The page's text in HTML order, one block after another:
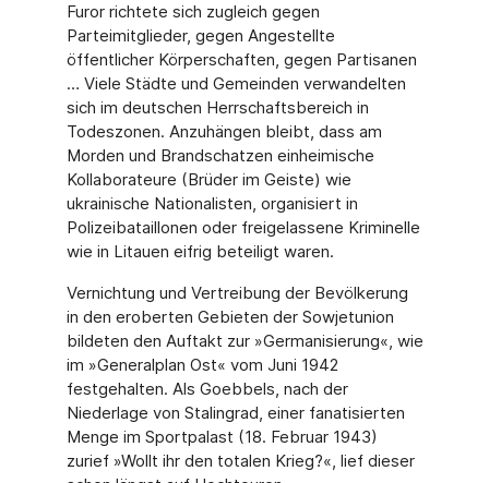
Furor richtete sich zugleich gegen
Parteimitglieder, gegen Angestellte
öffentlicher Körperschaften, gegen Partisanen
… Viele Städte und Gemeinden verwandelten
sich im deutschen Herrschaftsbereich in
Todeszonen. Anzuhängen bleibt, dass am
Morden und Brandschatzen einheimische
Kollaborateure (Brüder im Geiste) wie
ukrainische Nationalisten, organisiert in
Polizeibataillonen oder freigelassene Kriminelle
wie in Litauen eifrig beteiligt waren.
Vernichtung und Vertreibung der Bevölkerung
in den eroberten Gebieten der Sowjetunion
bildeten den Auftakt zur »Germanisierung«, wie
im »Generalplan Ost« vom Juni 1942
festgehalten. Als Goebbels, nach der
Niederlage von Stalingrad, einer fanatisierten
Menge im Sportpalast (18. Februar 1943)
zurief »Wollt ihr den totalen Krieg?«, lief dieser